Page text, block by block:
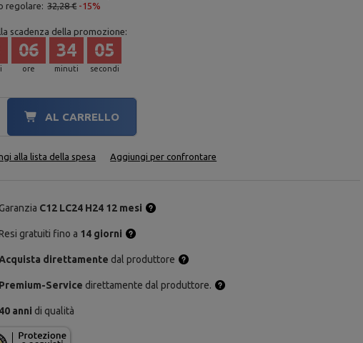
regolare: 32,28 € -15%
scadenza della promozione:
ore
06
minuti
34
secondi
04
AL CARRELLO
alla lista della spesa Aggiungi per confrontare
C12 LC24 H24 12 mesi
gratuiti fino a 14 giorni
direttamente dal produttore
Premium-Service direttamente dal produttore.
40 anni di qualità